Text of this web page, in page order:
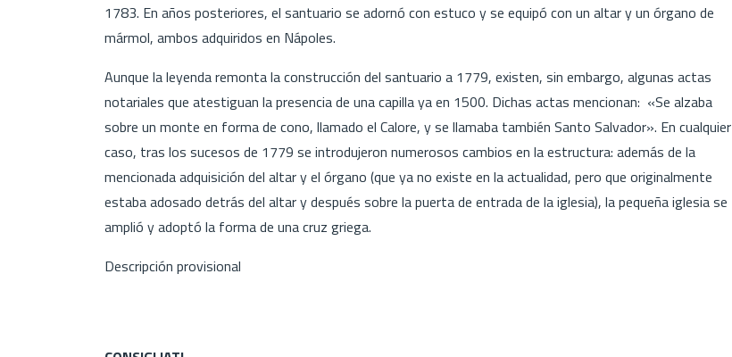
1783. En años posteriores, el santuario se adornó con estuco y se equipó con un altar y un órgano de
mármol, ambos adquiridos en Nápoles.
Aunque la leyenda remonta la construcción del santuario a 1779, existen, sin embargo, algunas actas
notariales que atestiguan la presencia de una capilla ya en 1500. Dichas actas mencionan: «Se alzaba
sobre un monte en forma de cono, llamado el Calore, y se llamaba también Santo Salvador». En cualquier
caso, tras los sucesos de 1779 se introdujeron numerosos cambios en la estructura: además de la
mencionada adquisición del altar y el órgano (que ya no existe en la actualidad, pero que originalmente
estaba adosado detrás del altar y después sobre la puerta de entrada de la iglesia), la pequeña iglesia se
amplió y adoptó la forma de una cruz griega.
Descripción provisional